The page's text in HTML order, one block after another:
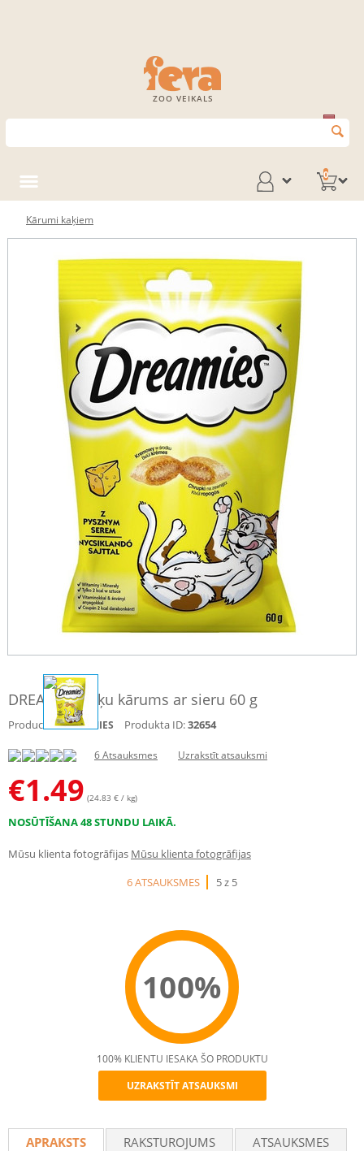
ZOO VEIKALS
0
Kārumi kaķiem
DREAMIES kaķu kārums ar sieru 60 g
Producent:DREAMIES Produkta ID:32654
6 Atsauksmes Uzrakstīt atsauksmi
€1.49 (24.83 € / kg)
NOSŪTĪŠANA 48 STUNDU LAIKĀ.
Mūsu klienta fotogrāfijas Mūsu klienta fotogrāfijas
6 ATSAUKSMES
5 z 5
100%
Recommend
100% KLIENTU IESAKA ŠO PRODUKTU
UZRAKSTĪT ATSAUKSMI
APRAKSTS RAKSTUROJUMS
ATSAUKSMES